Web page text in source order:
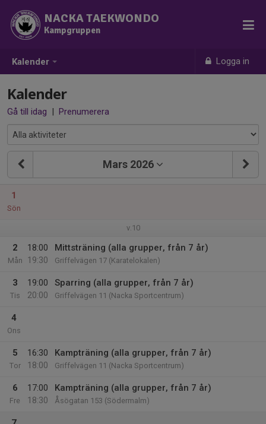
Kalender Logga in
NACKA TAEKWONDO
Kampgruppen
Kalender
Gå till idag | Prenumerera
Mars 2026
1
Sön
v.10
2
Mån
18:00
19:30
Mittsträning (alla grupper, från 7 år)
Griffelvägen 17 (Karatelokalen)
3
Tis
19:00
20:00
Sparring (alla grupper, från 7 år)
Griffelvägen 11 (Nacka Sportcentrum)
4
Ons
5
Tor
16:30
18:00
Kampträning (alla grupper, från 7 år)
Griffelvägen 11 (Nacka Sportcentrum)
6
Fre
17:00
18:30
Kampträning (alla grupper, från 7 år)
Åsögatan 153 (Södermalm)